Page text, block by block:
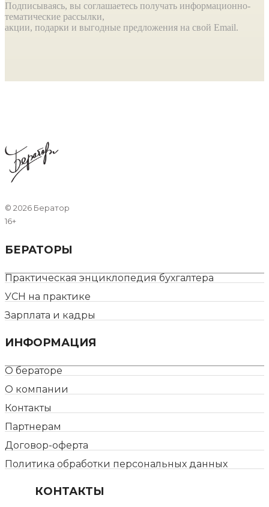
Подписываясь, вы соглашаетесь получать информационно-
тематические рассылки,
акции, подарки и выгодные предложения на свой Email.
© 2026 Бератор
16+
БЕРАТОРЫ
Практическая энциклопедия бухгалтера
УСН на практике
Зарплата и кадры
ИНФОРМАЦИЯ
О бераторе
О компании
Контакты
Партнерам
Договор-оферта
Политика обработки персональных данных
КОНТАКТЫ